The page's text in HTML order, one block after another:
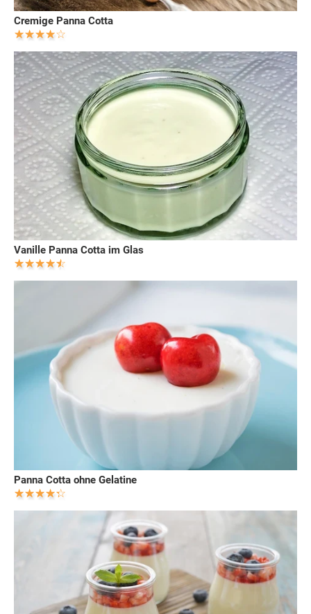
Cremige Panna Cotta
Vanille Panna Cotta im Glas
Panna Cotta ohne Gelatine